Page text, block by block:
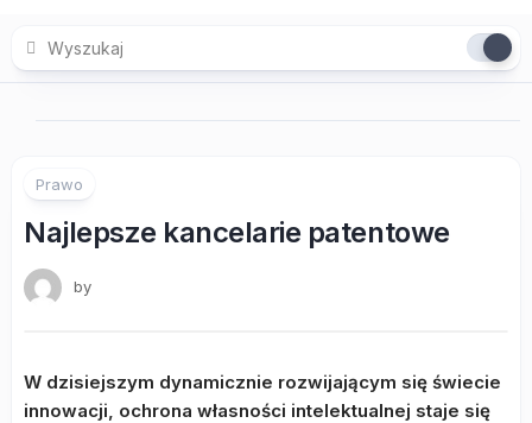
content
Prawo
Najlepsze kancelarie patentowe
by
W dzisiejszym dynamicznie rozwijającym się świecie
innowacji, ochrona własności intelektualnej staje się